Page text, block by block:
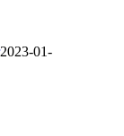
2023-01-